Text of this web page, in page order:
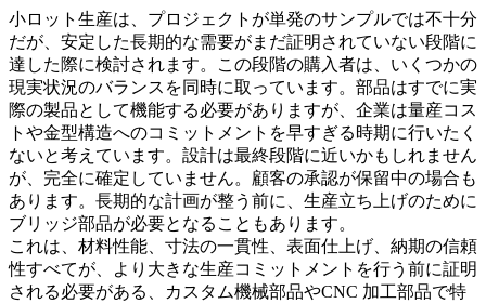
小ロット生産は、プロジェクトが単発のサンプルでは不十分
だが、安定した長期的な需要がまだ証明されていない段階に
達した際に検討されます。この段階の購入者は、いくつかの
現実状況のバランスを同時に取っています。部品はすでに実
際の製品として機能する必要がありますが、企業は量産コス
トや金型構造へのコミットメントを早すぎる時期に行いたく
ないと考えています。設計は最終段階に近いかもしれません
が、完全に確定していません。顧客の承認が保留中の場合も
あります。長期的な計画が整う前に、生産立ち上げのために
ブリッジ部品が必要となることもあります。
これは、材料性能、寸法の一貫性、表面仕上げ、納期の信頼
性すべてが、より大きな生産コミットメントを行う前に証明
される必要がある、カスタム機械部品やCNC 加工部品で特